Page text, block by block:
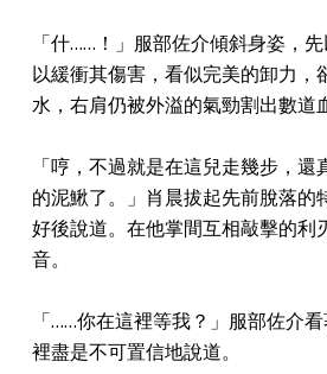
「什……！」服部佐介傾斜身姿，
以緩衝其傷害，看似完美的卸力，
水，右肩仍被外溢的氣勁割出數道
「哼，不過就是在這兒走幾步，
的泥鰍了。」肖晨拔起先前脫落的
好後說道。在他掌間互相敲擊的利
音。
「……你在這裡等我？」服部佐介
裡盡是不可置信地說道。